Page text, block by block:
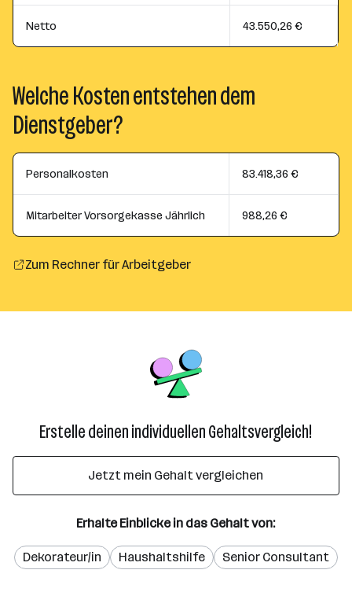
Netto 43.550,26 €
Welche Kosten entstehen dem
Dienstgeber?
Personalkosten 83.418,36 €
Mitarbeiter Vorsorgekasse Jährlich 988,26 €
Zum Rechner für Arbeitgeber
Erstelle deinen individuellen Gehaltsvergleich!
Jetzt mein Gehalt vergleichen
Erhalte Einblicke in das Gehalt von:
Dekorateur/in Haushaltshilfe Senior Consultant